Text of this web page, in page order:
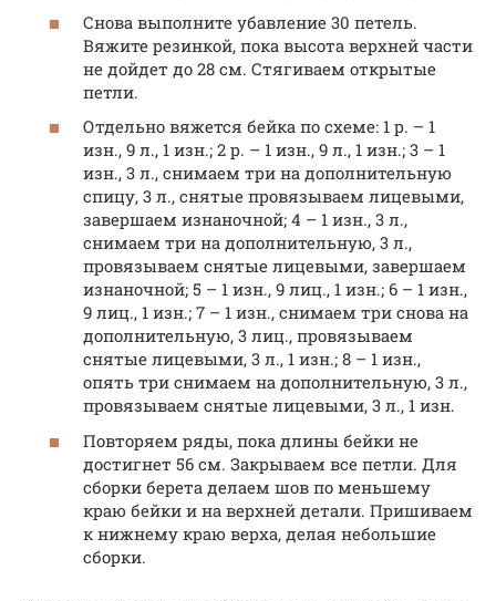
Снова выполните убавление 30 петель.
Вяжите резинкой, пока высота верхней части
не дойдет до 28 см. Стягиваем открытые
петли.
Отдельно вяжется бейка по схеме: 1 р. – 1
изн., 9 л., 1 изн.; 2 р. – 1 изн., 9 л., 1 изн.; 3 – 1
изн., 3 л., снимаем три на дополнительную
спицу, 3 л., снятые провязываем лицевыми,
завершаем изнаночной; 4 – 1 изн., 3 л.,
снимаем три на дополнительную, 3 л.,
провязываем снятые лицевыми, завершаем
изнаночной; 5 – 1 изн., 9 лиц., 1 изн.; 6 – 1 изн.,
9 лиц., 1 изн.; 7 – 1 изн., снимаем три снова на
дополнительную, 3 лиц., провязываем
снятые лицевыми, 3 л., 1 изн.; 8 – 1 изн.,
опять три снимаем на дополнительную, 3 л.,
провязываем снятые лицевыми, 3 л., 1 изн.
Повторяем ряды, пока длины бейки не
достигнет 56 см. Закрываем все петли. Для
сборки берета делаем шов по меньшему
краю бейки и на верхней детали. Пришиваем
к нижнему краю верха, делая небольшие
сборки.